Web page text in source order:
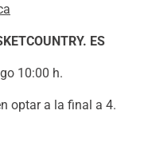
ES
10:00 h.
optar a la final a 4.